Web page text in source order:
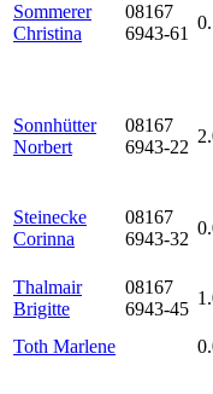
Sommerer
Christina
08167
6943-61
Sonnhütter
Norbert
08167
6943-22
Steinecke
Corinna
08167
6943-32
Thalmair
Brigitte
08167
6943-45
Toth Marlene